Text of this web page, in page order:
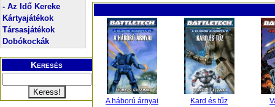
- Az Idő Kereke
Kártyajátékok
Társasjátékok
Dobókockák
Keresés
A háború árnyai Kard és tűz